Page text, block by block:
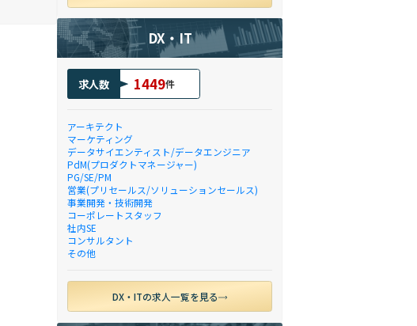
DX・IT
求人数 1449件
アーキテクト
マーケティング
データサイエンティスト/データエンジニア
PdM(プロダクトマネージャー)
PG/SE/PM
営業(プリセールス/ソリューションセールス)
事業開発・技術開発
コーポレートスタッフ
社内SE
コンサルタント
その他
DX・ITの求人一覧を見る